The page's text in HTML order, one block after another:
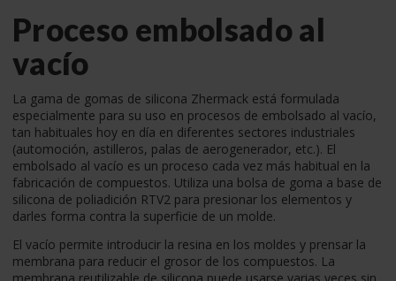
Proceso embolsado al
vacío
La gama de gomas de silicona Zhermack está formulada
especialmente para su uso en procesos de embolsado al vacío,
tan habituales hoy en día en diferentes sectores industriales
(automoción, astilleros, palas de aerogenerador, etc.). El
embolsado al vacío es un proceso cada vez más habitual en la
fabricación de compuestos. Utiliza una bolsa de goma a base de
silicona de poliadición RTV2 para presionar los elementos y
darles forma contra la superficie de un molde.
El vacío permite introducir la resina en los moldes y prensar la
membrana para reducir el grosor de los compuestos. La
membrana reutilizable de silicona puede usarse varias veces sin